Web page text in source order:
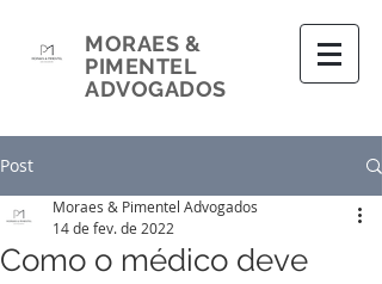
MORAES &
PIMENTEL
ADVOGADOS
Post
Como o médico deve
Moraes & Pimentel Advogados
14 de fev. de 2022